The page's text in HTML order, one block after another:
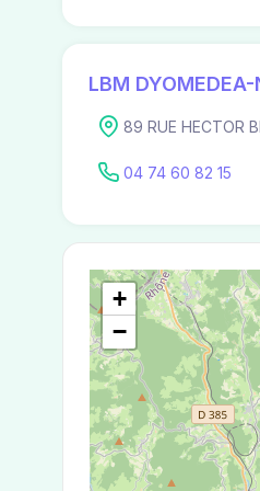
LBM
89 RUE HECTOR
04 74 60 82 15
+
−